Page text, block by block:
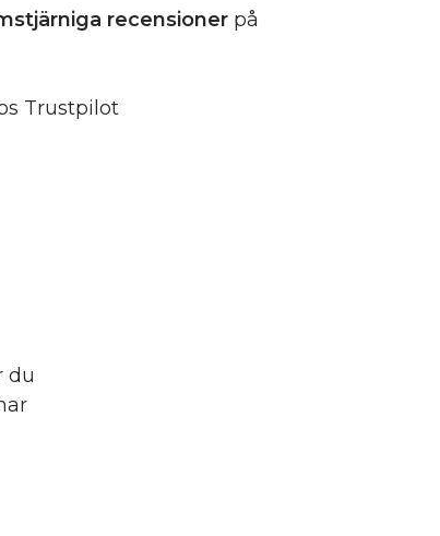
recensionerpå
Trustpilot
du